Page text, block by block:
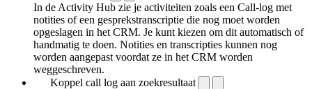
In de Activity Hub zie je activiteiten zoals een Call-log met
notities of een gespreks­transcriptie die nog moet worden
opgeslagen in het CRM. Je kunt kiezen om dit automatisch of
handmatig te doen. Notities en transcripties kunnen nog
worden aangepast voordat ze in het CRM worden
weggeschreven.
Koppel call log aan zoekresultaat